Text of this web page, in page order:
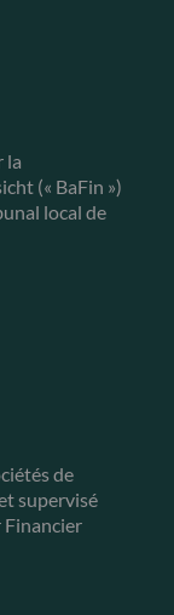
la
(« BaFin »)
local de
de
supervisé
Financier